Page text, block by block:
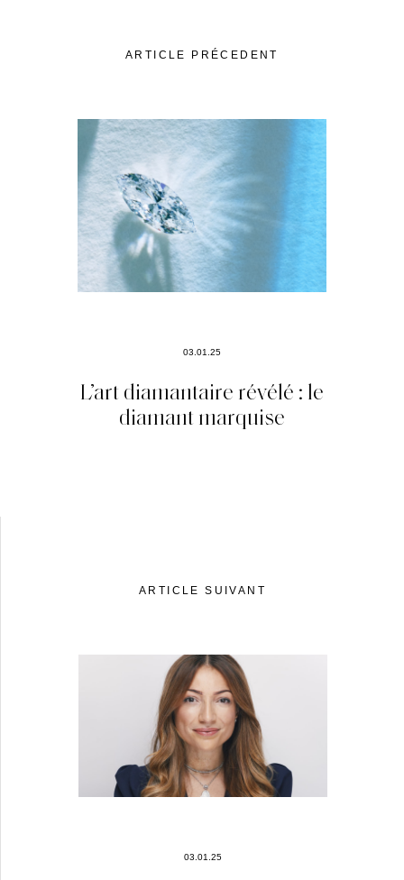
ARTICLE PRÉCEDENT
03.01.25
L’art diamantaire révélé : le
diamant marquise
ARTICLE SUIVANT
03.01.25